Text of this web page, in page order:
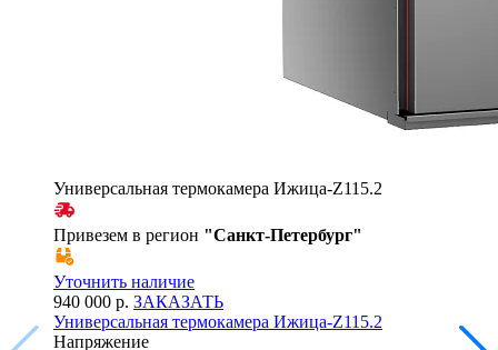
Универсальная термокамера Ижица-Z115.2
Привезем в регион "Санкт-Петербург"
Уточнить наличие
940 000 р. ЗАКАЗАТЬ
Универсальная термокамера Ижица-Z115.2
Напряжение